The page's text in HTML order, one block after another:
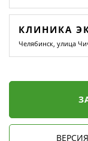
КЛИНИКА
Челябинск, улица